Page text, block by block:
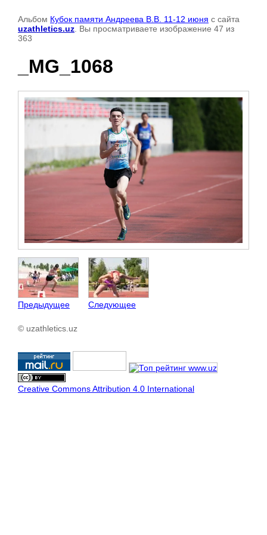
Альбом Кубок памяти Андреева В.В. 11-12 июня с сайта
uzathletics.uz . Вы просматриваете изображение 47 из
363
_MG_1068
Предыдущее Следующее
© uzathletics.uz
Creative Commons Attribution 4.0 International